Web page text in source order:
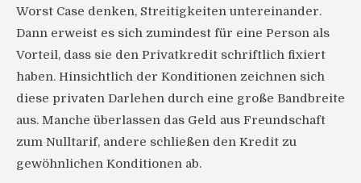
Worst Case denken, Streitigkeiten untereinander.
Dann erweist es sich zumindest für eine Person als
Vorteil, dass sie den Privatkredit schriftlich fixiert
haben. Hinsichtlich der Konditionen zeichnen sich
diese privaten Darlehen durch eine große Bandbreite
aus. Manche überlassen das Geld aus Freundschaft
zum Nulltarif, andere schließen den Kredit zu
gewöhnlichen Konditionen ab.